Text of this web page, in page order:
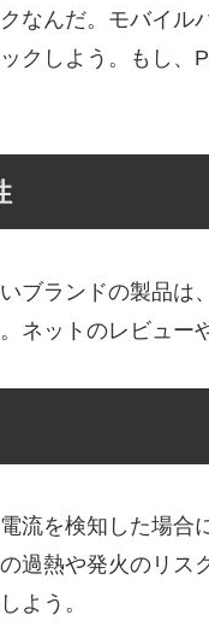
なんだ。モバイル
クしよう。もし、
ブランドの製品は
ネットのレビュー
流を検知した場合
過熱や発火のリス
よう。